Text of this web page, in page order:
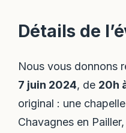
Détails de
Nous vous donnons
7 juin 2024, de 20h
original : une
Chavagnes en